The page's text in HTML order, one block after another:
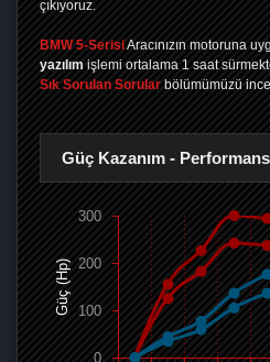
çıkıyoruz.
BMW 5-SerisiAracınızın motoruna
yazılım işlemi ortalama 1 saat
Sık Sorulan Sorular bölümümüzü
Güç Kazanım -
Güç (Hp)
0
100
200
300